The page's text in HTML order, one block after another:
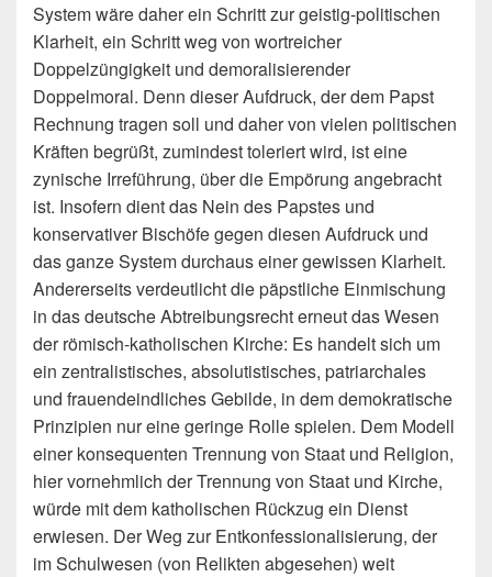
System wäre daher ein Schritt zur geistig-politischen
Klarheit, ein Schritt weg von wortreicher
Doppelzüngigkeit und demoralisierender
Doppelmoral. Denn dieser Aufdruck, der dem Papst
Rechnung tragen soll und daher von vielen politischen
Kräften begrüßt, zumindest toleriert wird, ist eine
zynische Irreführung, über die Empörung angebracht
ist. Insofern dient das Nein des Papstes und
konservativer Bischöfe gegen diesen Aufdruck und
das ganze System durchaus einer gewissen Klarheit.
Andererseits verdeutlicht die päpstliche Einmischung
in das deutsche Abtreibungsrecht erneut das Wesen
der römisch-katholischen Kirche: Es handelt sich um
ein zentralistisches, absolutistisches, patriarchales
und frauendeindliches Gebilde, in dem demokratische
Prinzipien nur eine geringe Rolle spielen. Dem Modell
einer konsequenten Trennung von Staat und Religion,
hier vornehmlich der Trennung von Staat und Kirche,
würde mit dem katholischen Rückzug ein Dienst
erwiesen. Der Weg zur Entkonfessionalisierung, der
im Schulwesen (von Relikten abgesehen) weit